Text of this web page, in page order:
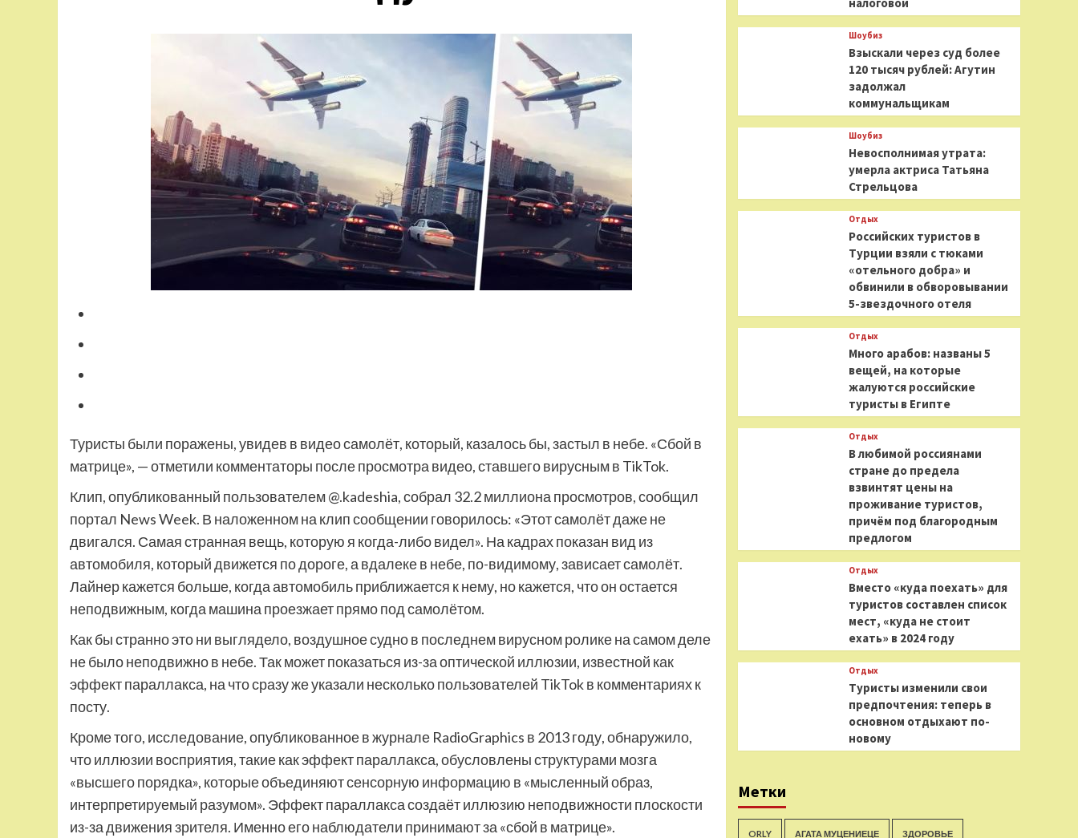
Туристы были поражены, увидев в видео самолёт, который, казалось бы, застыл в небе. «Сбой в
матрице», — отметили комментаторы после просмотра видео, ставшего вирусным в TikTok.
Клип, опубликованный пользователем @.kadeshia, собрал 32.2 миллиона просмотров, сообщил
портал News Week. В наложенном на клип сообщении говорилось: «Этот самолёт даже не
двигался. Самая странная вещь, которую я когда-либо видел». На кадрах показан вид из
автомобиля, который движется по дороге, а вдалеке в небе, по-видимому, зависает самолёт.
Лайнер кажется больше, когда автомобиль приближается к нему, но кажется, что он остается
неподвижным, когда машина проезжает прямо под самолётом.
Как бы странно это ни выглядело, воздушное судно в последнем вирусном ролике на самом деле
не было неподвижно в небе. Так может показаться из-за оптической иллюзии, известной как
эффект параллакса, на что сразу же указали несколько пользователей TikTok в комментариях к
посту.
Кроме того, исследование, опубликованное в журнале RadioGraphics в 2013 году, обнаружило,
что иллюзии восприятия, такие как эффект параллакса, обусловлены структурами мозга
«высшего порядка», которые объединяют сенсорную информацию в «мысленный образ,
интерпретируемый разумом». Эффект параллакса создаёт иллюзию неподвижности плоскости
из-за движения зрителя. Именно его наблюдатели принимают за «сбой в матрице».
Шоубиз
Взыскали через суд более
120 тысяч рублей: Агутин
задолжал
коммунальщикам
Шоубиз
Невосполнимая утрата:
умерла актриса Татьяна
Стрельцова
Отдых
Российских туристов в
Турции взяли с тюками
«отельного добра» и
обвинили в обворовывании
5-звездочного отеля
Отдых
Много арабов: названы 5
вещей, на которые
жалуются российские
туристы в Египте
Отдых
В любимой россиянами
стране до предела
взвинтят цены на
проживание туристов,
причём под благородным
предлогом
Отдых
Вместо «куда поехать» для
туристов составлен список
мест, «куда не стоит
ехать» в 2024 году
Отдых
Туристы изменили свои
предпочтения: теперь в
основном отдыхают по-
новому
Метки
ORLY АГАТА МУЦЕНИЕЦЕ ЗДОРОВЬЕ